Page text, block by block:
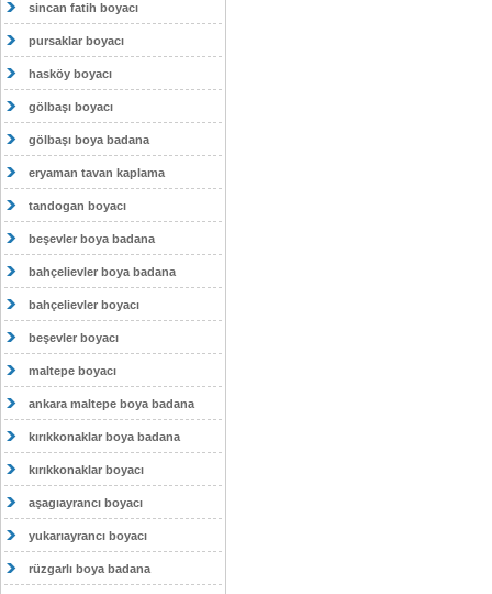
sincan fatih boyacı
pursaklar boyacı
hasköy boyacı
gölbaşı boyacı
gölbaşı boya badana
eryaman tavan kaplama
tandogan boyacı
beşevler boya badana
bahçelievler boya badana
bahçelievler boyacı
beşevler boyacı
maltepe boyacı
ankara maltepe boya badana
kırıkkonaklar boya badana
kırıkkonaklar boyacı
aşagıayrancı boyacı
yukarıayrancı boyacı
rüzgarlı boya badana